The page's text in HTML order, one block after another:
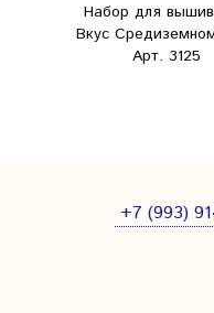
Набор для
Вкус
Арт. 3125
+7 (993)